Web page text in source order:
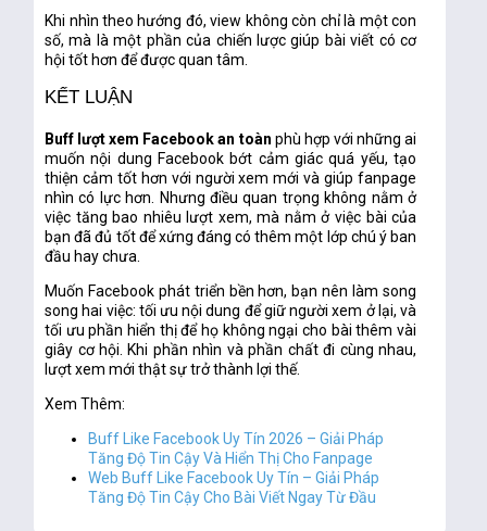
Khi nhìn theo hướng đó, view không còn chỉ là một con
số, mà là một phần của chiến lược giúp bài viết có cơ
hội tốt hơn để được quan tâm.
KẾT LUẬN
Buff lượt xem Facebook an toàn phù hợp với những ai
muốn nội dung Facebook bớt cảm giác quá yếu, tạo
thiện cảm tốt hơn với người xem mới và giúp fanpage
nhìn có lực hơn. Nhưng điều quan trọng không nằm ở
việc tăng bao nhiêu lượt xem, mà nằm ở việc bài của
bạn đã đủ tốt để xứng đáng có thêm một lớp chú ý ban
đầu hay chưa.
Muốn Facebook phát triển bền hơn, bạn nên làm song
song hai việc: tối ưu nội dung để giữ người xem ở lại, và
tối ưu phần hiển thị để họ không ngại cho bài thêm vài
giây cơ hội. Khi phần nhìn và phần chất đi cùng nhau,
lượt xem mới thật sự trở thành lợi thế.
Xem Thêm:
Buff Like Facebook Uy Tín 2026 – Giải Pháp
Tăng Độ Tin Cậy Và Hiển Thị Cho Fanpage
Web Buff Like Facebook Uy Tín – Giải Pháp
Tăng Độ Tin Cậy Cho Bài Viết Ngay Từ Đầu